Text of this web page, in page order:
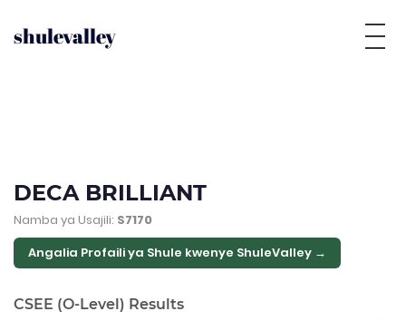
shulevalley
DECA BRILLIANT
Namba ya Usajili: S7170
Angalia Profaili ya Shule kwenye ShuleValley →
CSEE (O-Level) Results